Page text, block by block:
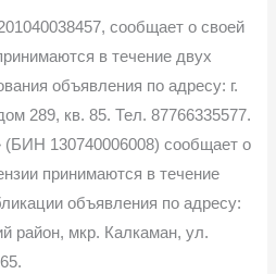
сообщает о своей
в течение двух
объявления по адресу: г.
289, кв. 85. Тел. 87766335577.
130740006008) сообщает о
принимаются в течение
объявления по адресу:
район, мкр. Калкаман, ул.